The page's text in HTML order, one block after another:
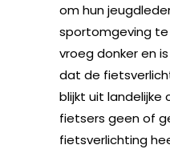
om hun
sportomgeving te
vroeg donker en
dat de
blijkt uit landelijke
fietsers geen of
fietsverlichting